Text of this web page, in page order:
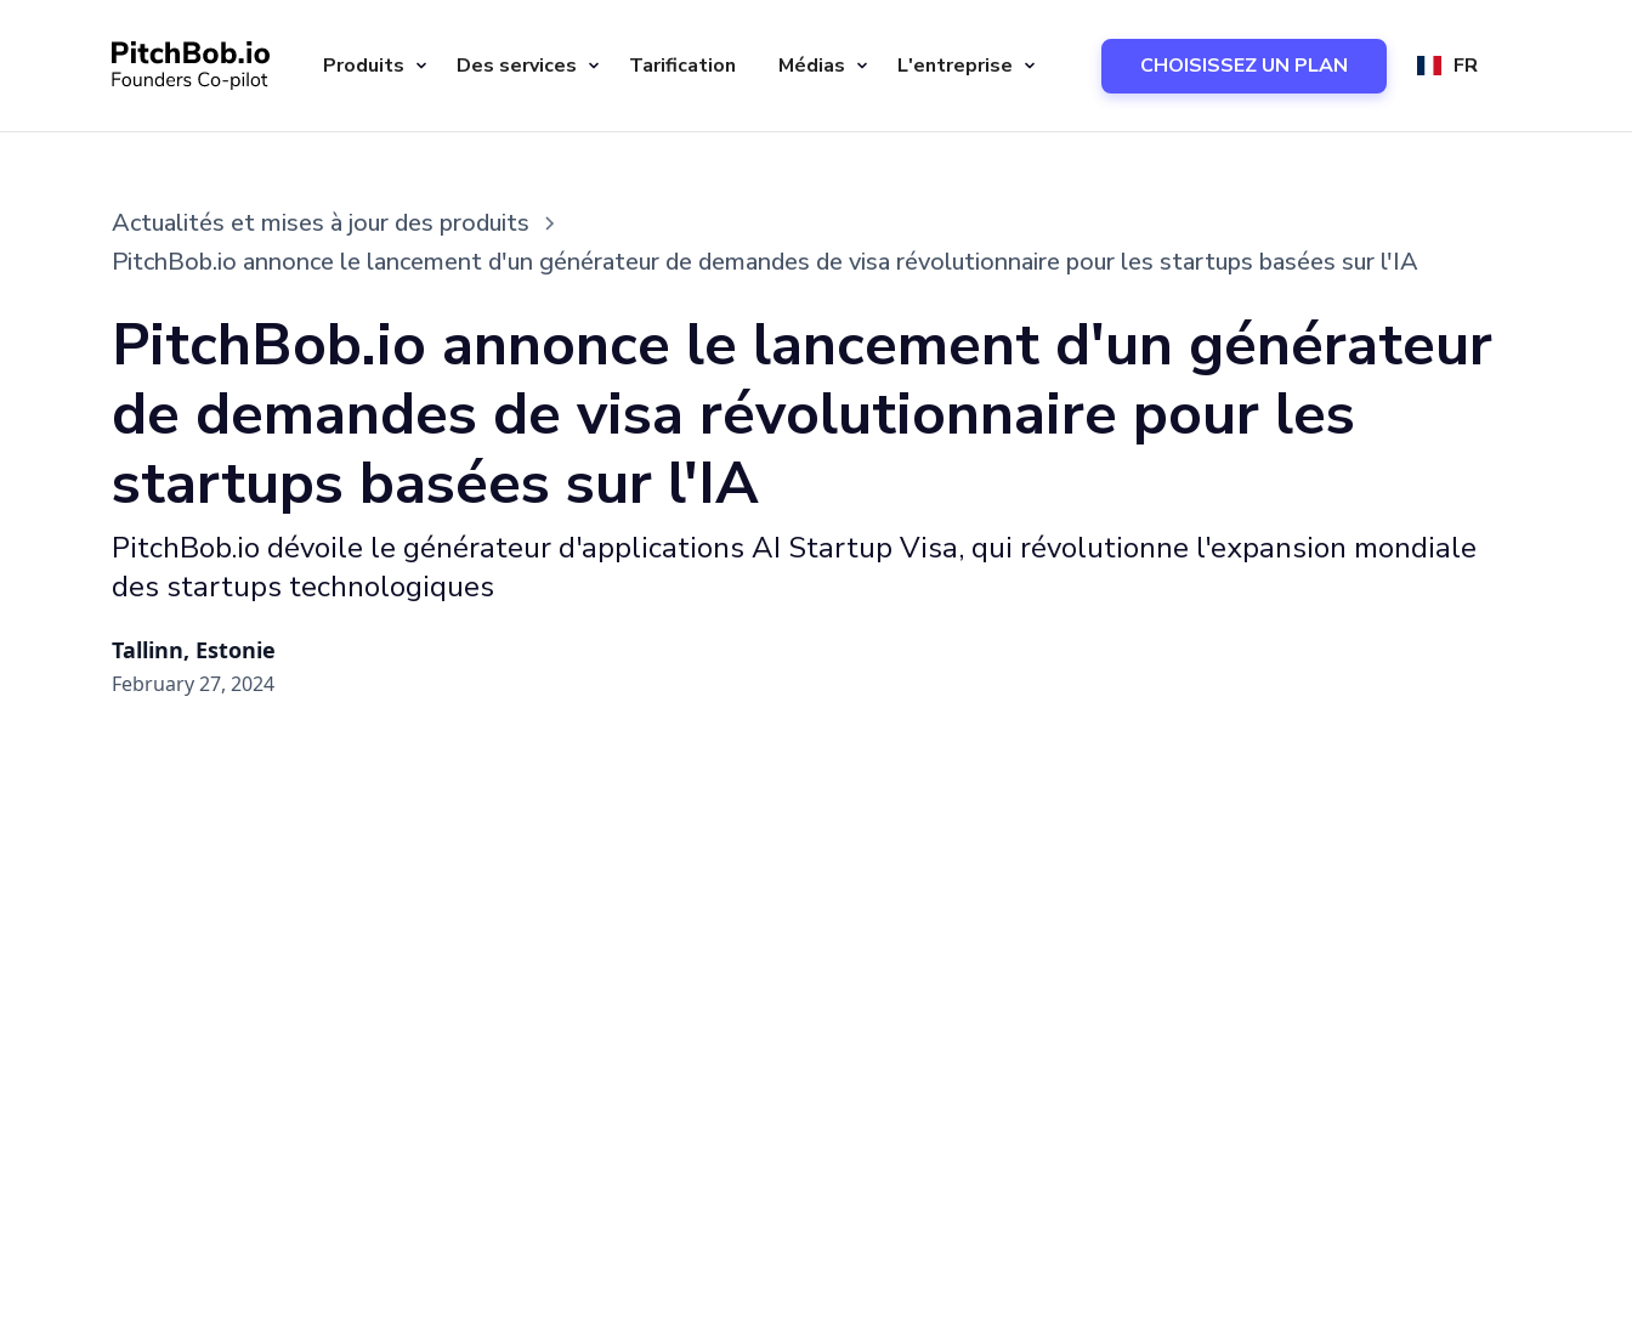
Produits Des services Tarification Médias L'entreprise CHOISISSEZ UN PLAN FR
Actualités et mises à jour des produits
PitchBob.io annonce le lancement d'un générateur de demandes de visa révolutionnaire pour les startups basées sur l'IA
PitchBob.io annonce le lancement d'un générateur
de demandes de visa révolutionnaire pour les
startups basées sur l'IA
PitchBob.io dévoile le générateur d'applications AI Startup Visa, qui révolutionne l'expansion mondiale
des startups technologiques
Tallinn, Estonie
February 27, 2024